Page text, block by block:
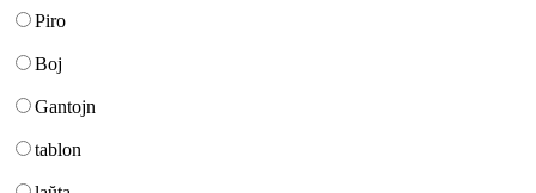
Piro
Boj
Gantojn
tablon